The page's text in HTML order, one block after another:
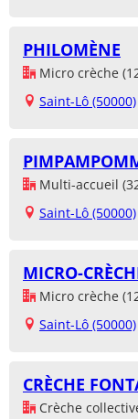
PHILOMÈNE
Micro crèche
Saint-Lô (50000)
Multi-accueil
Saint-Lô (50000)
MICRO-
Micro crèche
Saint-Lô (50000)
CRÈCHE
Crèche